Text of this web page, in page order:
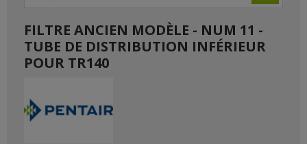
FILTRE ANCIEN MODÈLE - NUM 11 -
TUBE DE DISTRIBUTION INFÉRIEUR
POUR TR140